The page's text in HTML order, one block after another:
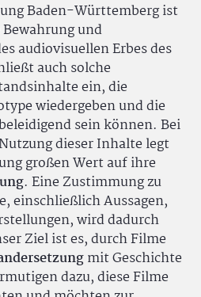
Baden-Württemberg ist
und
audiovisuellen Erbes des
auch solche
ein, die
wiedergeben und die
sein können. Bei
dieser Inhalte legt
großen Wert auf ihre
. Eine Zustimmung zu
einschließlich Aussagen,
wird dadurch
Ziel ist es, durch Filme
mit Geschichte
dazu, diese Filme